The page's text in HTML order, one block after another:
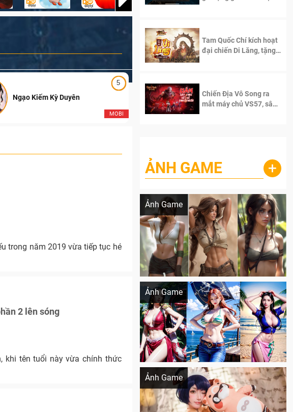
5
MOBI
Ngạo Kiếm Kỳ Duyên Ngạo Thiên Mobile
trong năm 2019 vừa tiếp tục hé
2 lên sóng
khi tên tuổi này vừa chính thức
Tam Quốc Chí kích hoạt
đại chiến Di Lăng, tặng
Chiến Địa Vô Song ra
mắt máy chủ VS57, sân
ẢNH GAME +
Ảnh Game
Lala Croft vừa nóng vừa xinh dưới nét vẽ
Ảnh Game
Khi AI Cosplay gái đẹp One Piece
Ảnh Game
Cosplay Xiangling siêu cute